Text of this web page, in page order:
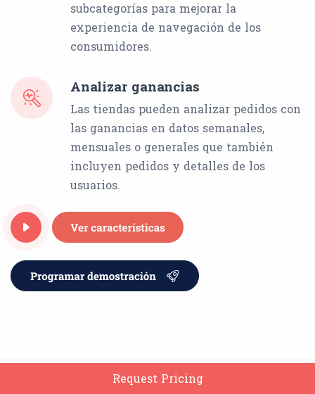
subcategorías para mejorar la
experiencia de navegación de los
consumidores.
Analizar ganancias
Las tiendas pueden analizar pedidos con
las ganancias en datos semanales,
mensuales o generales que también
incluyen pedidos y detalles de los
usuarios.
Request Pricing